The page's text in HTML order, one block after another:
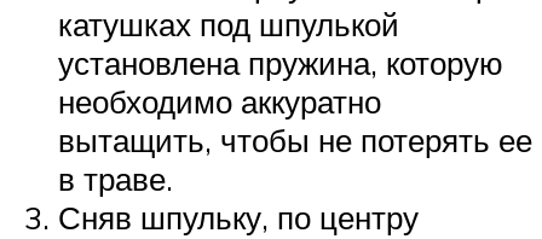
катушках под шпулькой
установлена пружина, которую
необходимо аккуратно
вытащить, чтобы не потерять ее
в траве.
Сняв шпульку, по центру